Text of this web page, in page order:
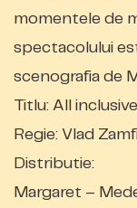
momentele de
spectacolului
scenografia de
Titlu: All inclusive
Regie: Vlad
Distributie:
Margaret –